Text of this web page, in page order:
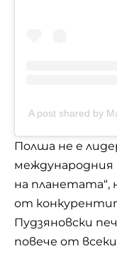
A post shared by
Полша не e
международния
на планетата“,
от
Пудзяновски
повече от